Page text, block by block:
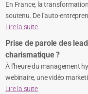
En France, la
soutenu. De l’auto-
Lire la suite
Prise de parole des
charismatique ?
À l’heure du management
webinaire, une vidéo
Lire la suite